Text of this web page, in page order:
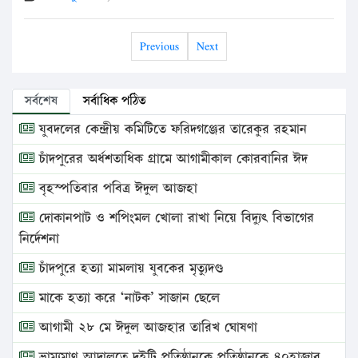
Previous Next
সর্বশেষ সর্বাধিক পঠিত
যুবদলের কেন্দ্রীয় কমিটিতে ফরিদগঞ্জের তারেকুর রহমান
চাঁদপুরের অর্ধশতাধিক গ্রামে আগামীকাল কোরবানির ঈদ
বৃহস্পতিবার পবিত্র ঈদুল আজহা
দোকানপাট ও শপিংমল খোলা রাখা নিয়ে বিদ্যুৎ বিভাগের
নির্দেশনা
চাঁদপুরে হত্যা মামলায় যুবকের মৃত্যুদণ্ড
মাকে হত্যা করে ‘নাটক’ সাজান ছেলে
আগামী ২৮ মে ঈদুল আজহার তারিখ ঘোষণা